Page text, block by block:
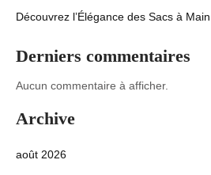
Découvrez l’Élégance des Sacs à
Derniers commentaires
Aucun commentaire à afficher.
Archive
août 2026